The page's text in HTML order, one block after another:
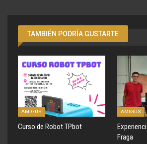
TAMBIÉN PODRÍA GUSTARTE
AMIGUS
Curso de Robot TPbot
AMIGUS
Fraga